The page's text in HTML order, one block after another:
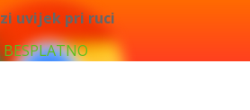
uvijek pri ruci